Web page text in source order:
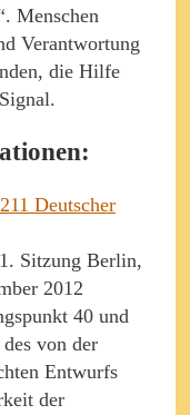
Menschen
Verantwortung
die Hilfe
Deutscher
Sitzung Berlin,
2012
40 und
von der
Entwurfs
der